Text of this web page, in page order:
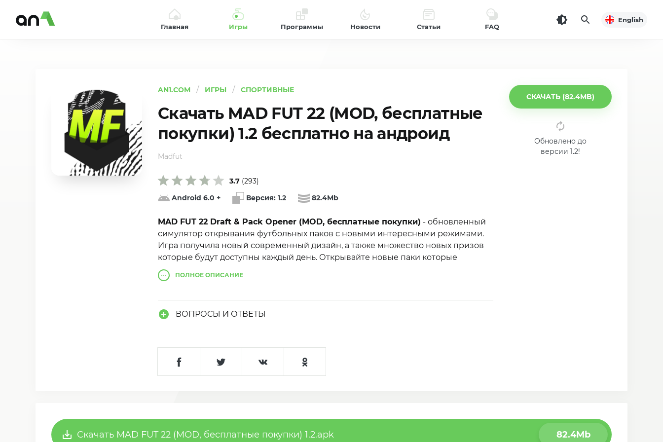
Главная Игры Программы Новости Статьи FAQ
English
AN1.COM ИГРЫ СПОРТИВНЫЕ
Скачать MAD FUT 22 (MOD, бесплатные
покупки) 1.2 бесплатно на андроид
Android 6.0 + Версия: 1.2 82.4Mb
СКАЧАТЬ (82.4MB)
Обновлено до
версии 1.2!
Madfut
MAD FUT 22 Draft & Pack Opener (MOD, бесплатные покупки) - обновленный
симулятор открывания футбольных паков с новыми интересными режимами.
Игра получила новый современный дизайн, а также множество новых призов
которые будут доступны каждый день. Открывайте новые паки которые
содержат карточки реальных футбольных звёзд и собирайте самую мощную
команду. Онлайн битвы против реальных игроков смогут показать, какие карты
ПОЛНОЕ ОПИСАНИЕ
ВОПРОСЫ И ОТВЕТЫ
3.7 (293)
Скачать MAD FUT 22 (MOD, бесплатные покупки) 1.2.apk 82.4Mb